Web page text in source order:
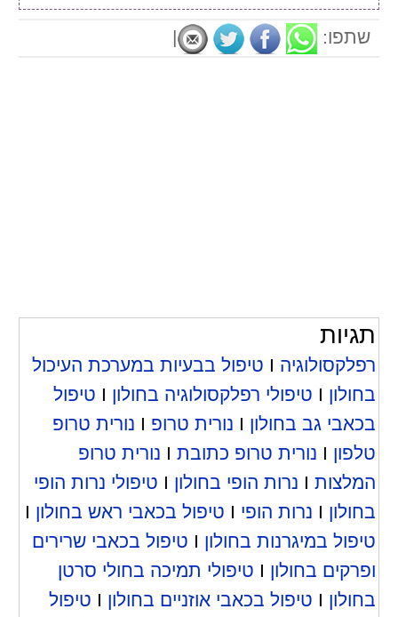
שתפו: |
תגיות
רפלקסולוגיה
טיפול בבעיות במערכת העיכול
בחולון
טיפולי רפלקסולוגיה בחולון
טיפול
בכאבי גב בחולון
נורית טרופ
נורית טרופ
טלפון
נורית טרופ כתובתI
נורית טרופ
המלצותI נרות הופי בחולון
טיפולי נרות הופי
בחולון
נרות הופי טיפול בכאבי ראש בחולון
טיפול במיגרנות בחולון
טיפול בכאבי שרירים
ופרקים בחולון
טיפולי תמיכה בחולי סרטן
בחולון
טיפול בכאבי אוזניים בחולון
טיפול